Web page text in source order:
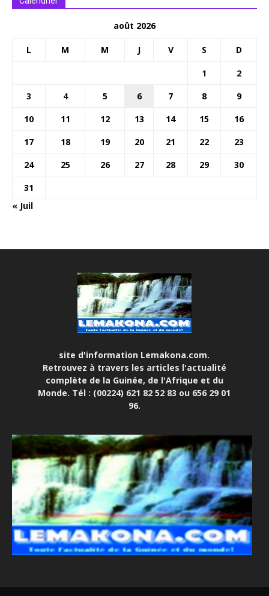
août 2026
L M M J V S D
1
2
3
4 5 6 7 8
9
10
11 12 13 14 15
16
17
18 19 20 21 22
23
24
25 26 27 28 29
30
31
« Juil
site d'information Lemakona.com.
Retrouvez à travers les articles l'actualité
complète de la Guinée, de l'Afrique et du
Monde. Tél : (00224) 621 82 52 83 ou 656 29 01
96.